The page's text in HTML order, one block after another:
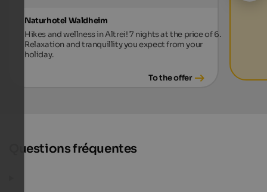
Naturhotel Waldheim
Hikes and wellness in Altrei! 7 nights at the price of 6.
Relaxation and tranquillity you expect from your
holiday.
To the offer
Questions fréquentes